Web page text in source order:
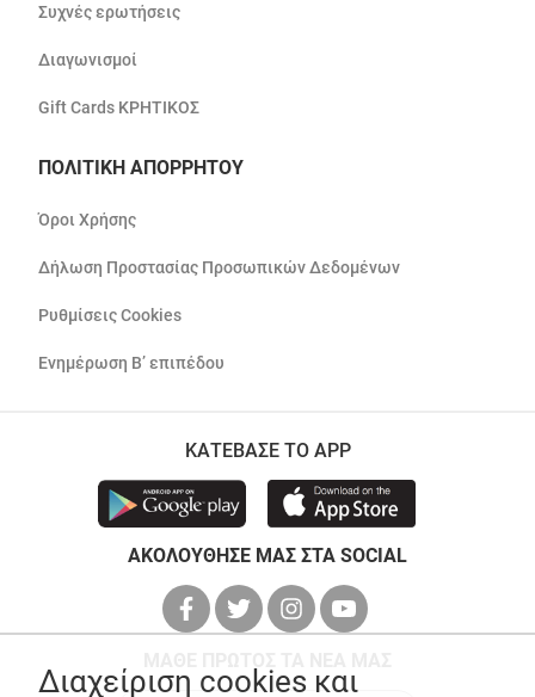
Συχνές ερωτήσεις
Διαγωνισμοί
Gift Cards ΚΡΗΤΙΚΟΣ
ΠΟΛΙΤΙΚΗ ΑΠΟΡΡΗΤΟΥ
Όροι Χρήσης
Δήλωση Προστασίας Προσωπικών Δεδομένων
Ρυθμίσεις Cookies
Ενημέρωση Β’ επιπέδου
ΚΑΤΕΒΑΣΕ ΤΟ APP
ΑΚΟΛΟΥΘΗΣΕ ΜΑΣ ΣΤΑ SOCIAL
Διαχείριση cookies και